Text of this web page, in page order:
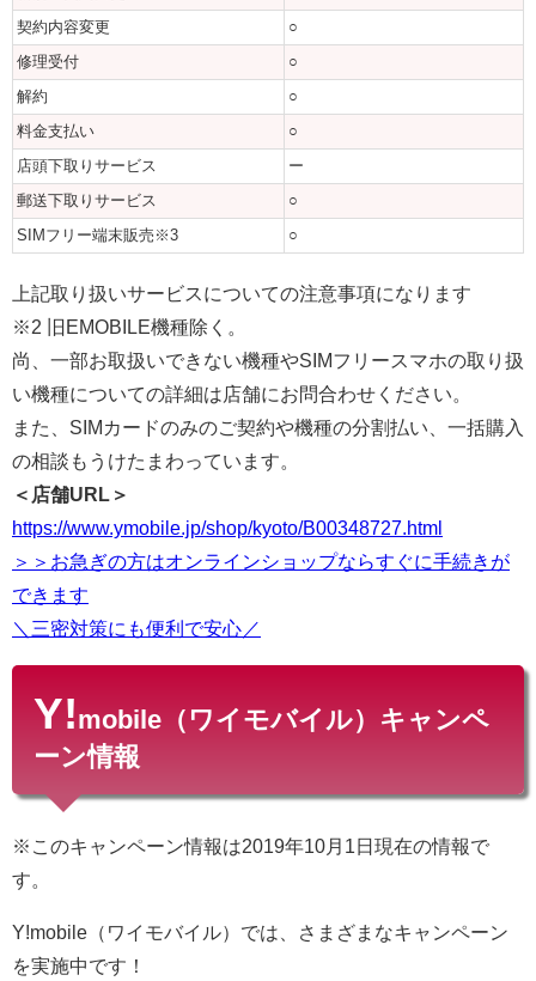
契約内容変更
○
修理受付
○
解約
○
料金支払い
○
店頭下取りサービス
ー
郵送下取りサービス
○
SIMフリー端末販売※3
○
上記取り扱いサービスについての注意事項になります
※2 旧EMOBILE機種除く。
尚、一部お取扱いできない機種やSIMフリースマホの取り扱
い機種についての詳細は店舗にお問合わせください。
また、SIMカードのみのご契約や機種の分割払い、一括購入
の相談もうけたまわっています。
＜店舗URL＞
https://www.ymobile.jp/shop/kyoto/B00348727.html
＞＞お急ぎの方はオンラインショップならすぐに手続きが
できます
＼三密対策にも便利で安心／
Y!mobile（ワイモバイル）キャンペ
ーン情報
※このキャンペーン情報は2019年10月1日現在の情報で
す。
Y!mobile（ワイモバイル）では、さまざまなキャンペーン
を実施中です！